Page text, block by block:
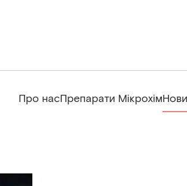
Про насПрепарати Мікрохім